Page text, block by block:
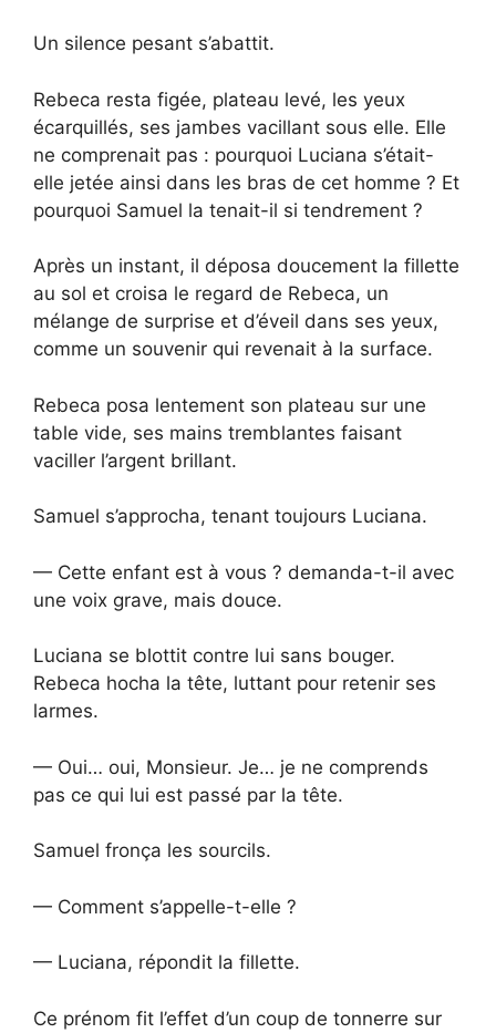
Un silence pesant s’abattit.
Rebeca resta figée, plateau levé, les yeux
écarquillés, ses jambes vacillant sous elle. Elle
ne comprenait pas : pourquoi Luciana s’était-
elle jetée ainsi dans les bras de cet homme ? Et
pourquoi Samuel la tenait-il si tendrement ?
Après un instant, il déposa doucement la fillette
au sol et croisa le regard de Rebeca, un
mélange de surprise et d’éveil dans ses yeux,
comme un souvenir qui revenait à la surface.
Rebeca posa lentement son plateau sur une
table vide, ses mains tremblantes faisant
vaciller l’argent brillant.
Samuel s’approcha, tenant toujours Luciana.
— Cette enfant est à vous ? demanda-t-il avec
une voix grave, mais douce.
Luciana se blottit contre lui sans bouger.
Rebeca hocha la tête, luttant pour retenir ses
larmes.
— Oui… oui, Monsieur. Je… je ne comprends
pas ce qui lui est passé par la tête.
Samuel fronça les sourcils.
— Comment s’appelle-t-elle ?
— Luciana, répondit la fillette.
Ce prénom fit l’effet d’un coup de tonnerre sur